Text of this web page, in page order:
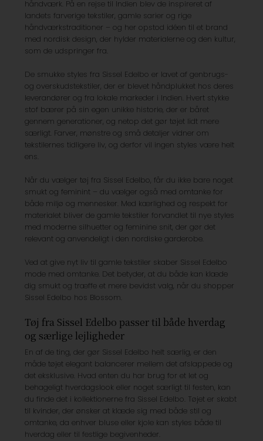
håndværk. På en rejse til Indien blev de inspireret af
landets farverige tekstiler, gamle sarier og rige
håndværkstraditioner – og her opstod idéen til et brand
med nordisk design, der hylder materialerne og den kultur,
som de udspringer fra.
De smukke styles fra Sissel Edelbo er lavet af genbrugs-
og overskudstekstiler, der er blevet håndplukket hos deres
leverandører og fra lokale markeder i Indien. Hvert stykke
stof bærer på sin egen unikke historie, der er båret
gennem generationer, og netop det gør tøjet lidt mere
særligt. Farver, mønstre og små detaljer vidner om
tekstilernes tidligere liv, og derfor vil ingen styles være helt
ens.
Når du vælger tøj fra Sissel Edelbo, får du ikke bare noget
smukt og feminint – du vælger også med omtanke for
både miljø og mennesker. Med kærlighed og respekt for
materialet bliver de gamle tekstiler forvandlet til nye styles
med moderne silhuetter og feminine snit, der gør det
relevant og anvendeligt i den nordiske garderobe.
Ved at give nyt liv til gamle tekstiler skaber Sissel Edelbo
mode med omtanke. Det betyder, at du både kan klæde
dig smukt og træffe et mere bevidst valg, når du shopper
Sissel Edelbo hos Blossom.
Tøj fra Sissel Edelbo passer til både hverdag
og særlige lejligheder
En af de ting, der gør Sissel Edelbo helt særlig, er den
måde tøjet elegant balancerer mellem det afslappede og
det eksklusive. Hvad enten du har brug for et let og
behageligt hverdagslook eller noget særligt til festen, kan
du finde det i kollektionerne fra Sissel Edelbo. Tøjet er skabt
til kvinder, der ønsker at klæde sig med både stil og
omtanke, da enhver bluse eller kjole kan styles både til
hverdag eller til festlige begivenheder.